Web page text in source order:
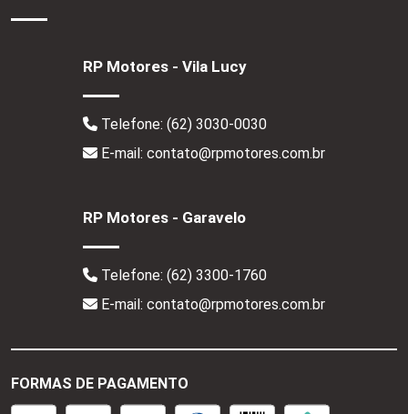
RP Motores - Vila Lucy
Telefone: (62) 3030-0030
E-mail: contato@rpmotores.com.br
RP Motores - Garavelo
Telefone: (62) 3300-1760
E-mail: contato@rpmotores.com.br
FORMAS DE PAGAMENTO